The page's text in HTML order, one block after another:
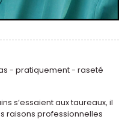
- pratiquement - raseté
s’essaient aux taureaux, il
raisons professionnelles